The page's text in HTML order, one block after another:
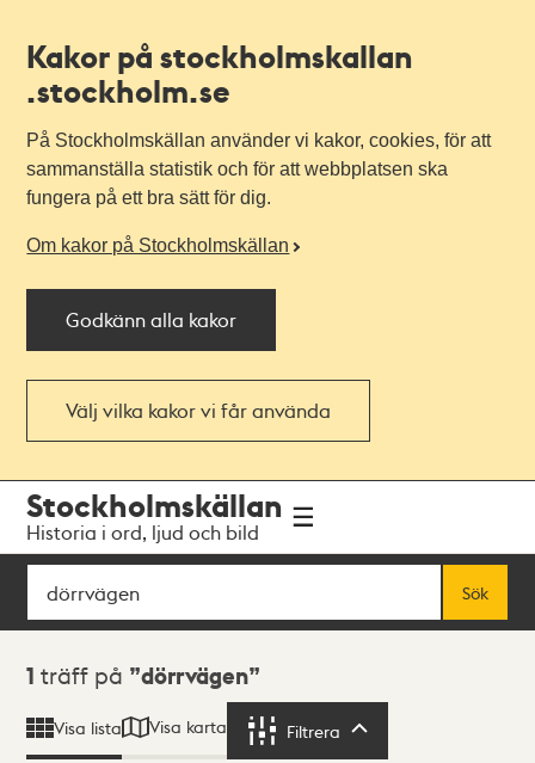
Kakor på stockholmskallan
.stockholm.se
På Stockholmskällan använder vi kakor, cookies, för att
sammanställa statistik och för att webbplatsen ska
fungera på ett bra sätt för dig.
Om kakor på Stockholmskällan
Godkänn alla kakor
Välj vilka kakor vi får använda
navigationen
huvudinnehållet
Stockholmskällan
Historia i ord, ljud och bild
Sök
Sök
Sökresultat
1 träff på dörrvägen
Visa lista Visa karta Filtrera